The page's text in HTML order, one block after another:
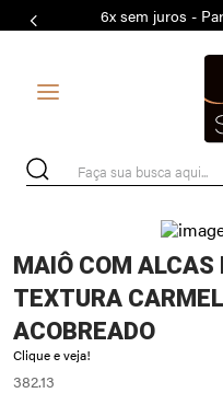
6x sem juros -
Faça sua busca aqui...
MAIÔ COM ALCAS
TEXTURA
ACOBREADO
Clique e veja!
382.13
7º MODAL